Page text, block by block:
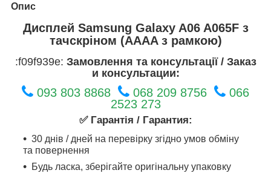
Опис
Дисплей Samsung Galaxy A06 A065F з
тачскріном (AAAA з рамкою)
:f09f939e: Замовлення та консультації / Заказ
и консультации:
093 803 8868 068 209 8756
066
2523 273
✅ Гарантія / Гарантия:
30 днів / дней на перевірку згідно умов обміну
та повернення
Будь ласка, зберігайте оригінальну упаковку